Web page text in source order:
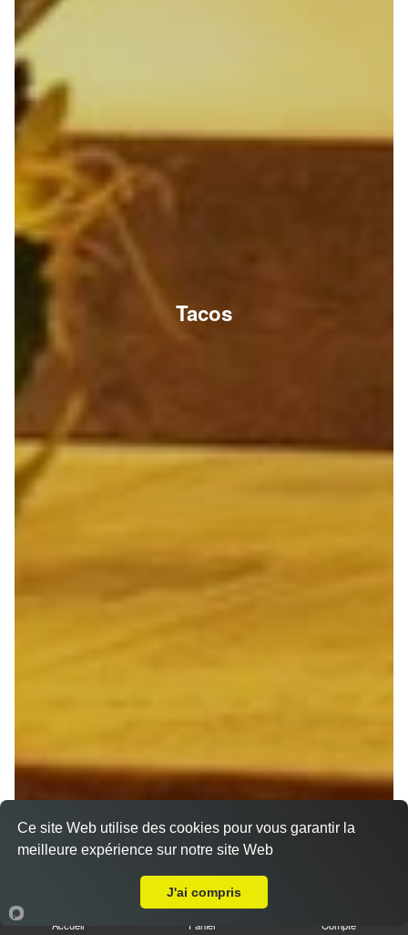
Tacos
Accueil Panier Compte
Ce site Web utilise des cookies pour vous garantir la
meilleure expérience sur notre site Web
J'ai compris